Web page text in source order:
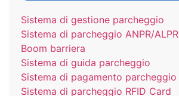
Sistema di gestione parcheggio
Sistema di parcheggio ANPR/ALPR
Boom barriera
Sistema di guida parcheggio
Sistema di pagamento parcheggio
Sistema di parcheggio RFID Card